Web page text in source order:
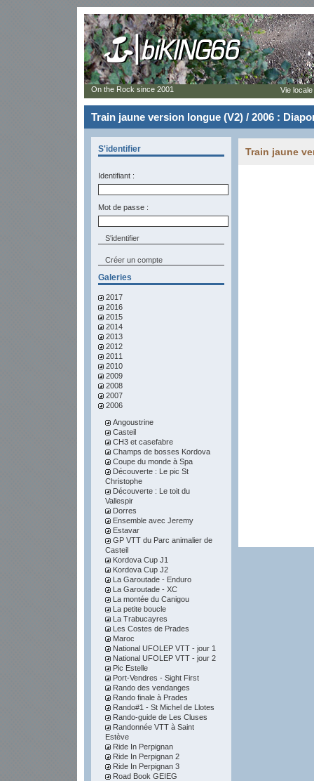
Train jaune version longue (V2) / 2006 :
S'identifier
Identifiant :
Mot de passe :
Créer un compte
Galeries
2017
2016
2015
2014
2013
2012
2011
2010
2009
2008
2007
2006
Angoustrine
Casteil
CH3 et casefabre
Champs de bosses Kordova
Coupe du monde à Spa
Découverte : Le pic St
Christophe
Découverte : Le toit du
Vallespir
Dorres
Ensemble avec Jeremy
Estavar
GP VTT du Parc animalier de
Casteil
Kordova Cup J1
Kordova Cup J2
La Garoutade - Enduro
La Garoutade - XC
La montée du Canigou
La petite boucle
La Trabucayres
Les Costes de Prades
Maroc
National UFOLEP VTT - jour 1
National UFOLEP VTT - jour 2
Pic Estelle
Port-Vendres - Sight First
Rando des vendanges
Rando finale à Prades
Rando#1 - St Michel de Llotes
Rando-guide de Les Cluses
Randonnée VTT à Saint
Estève
Ride In Perpignan
Ride In Perpignan 2
Ride In Perpignan 3
Road Book GEIEG
Train jaune
On the Rock since 2001 Vie